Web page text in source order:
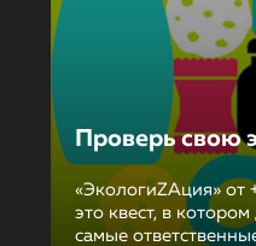
Проверь свою
«ЭкологиZAция»
это квест, в
самые